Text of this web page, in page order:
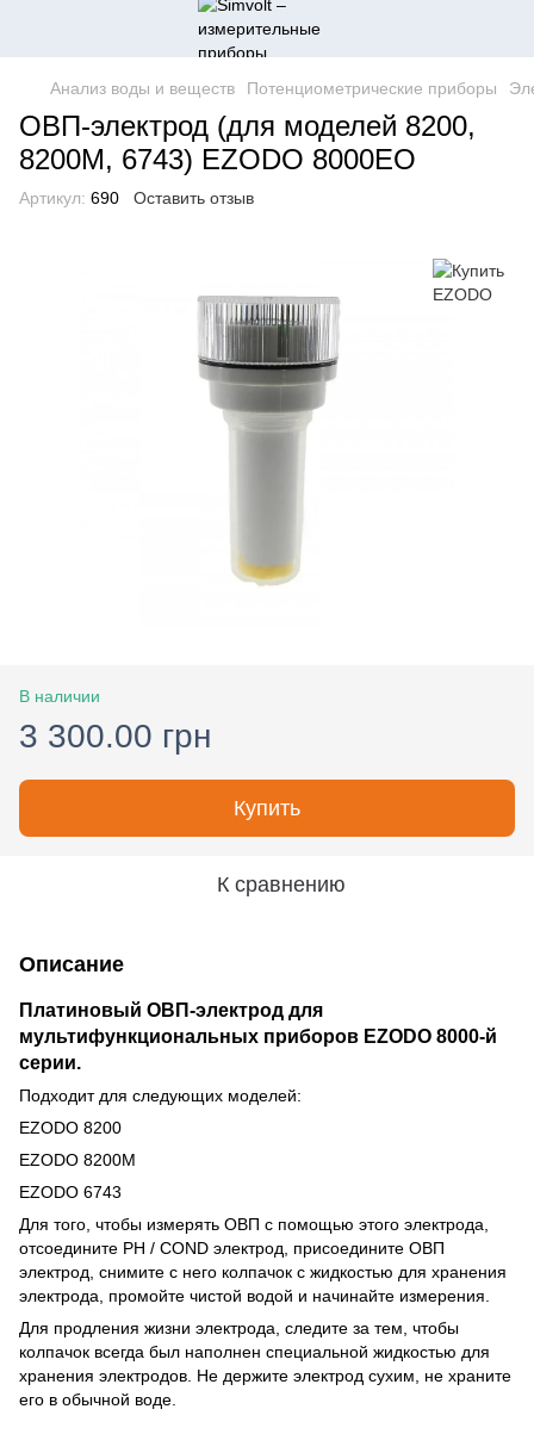
Анализ воды и веществ Потенциометрические приборы
ОВП-электрод (для моделей 8200,
8200M, 6743) EZODO 8000EO
Артикул: 690 Оставить отзыв
В наличии
3 300.00 грн
Купить
К сравнению
Описание
Платиновый ОВП-электрод для
мультифункциональных приборов EZODO 8000-й
серии.
Подходит для следующих моделей:
EZODO 8200
EZODO 8200M
EZODO 6743
Для того, чтобы измерять ОВП с помощью этого электрода,
отсоедините PH / COND электрод, присоедините ОВП
электрод, снимите с него колпачок с жидкостью для хранения
электрода, промойте чистой водой и начинайте измерения.
Для продления жизни электрода, следите за тем, чтобы
колпачок всегда был наполнен специальной жидкостью для
хранения электродов. Не держите электрод сухим, не храните
его в обычной воде.